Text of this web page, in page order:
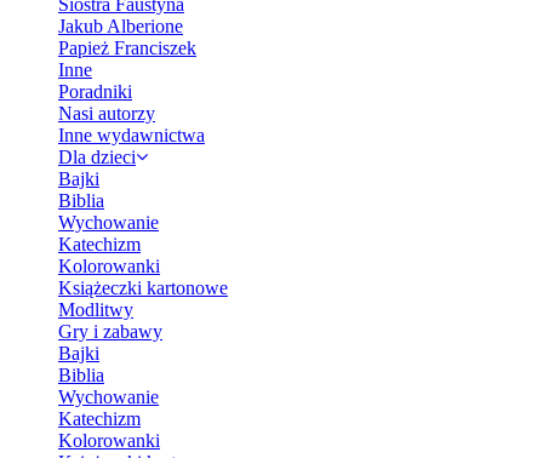
Siostra Faustyna
Jakub Alberione
Papież Franciszek
Inne
Poradniki
Nasi autorzy
Inne wydawnictwa
Dla dzieci
Bajki
Biblia
Wychowanie
Katechizm
Kolorowanki
Książeczki kartonowe
Modlitwy
Gry i zabawy
Bajki
Biblia
Wychowanie
Katechizm
Kolorowanki